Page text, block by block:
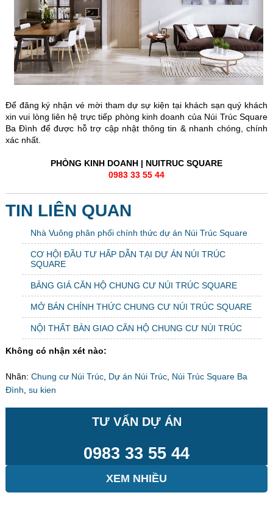
Để đăng ký nhận vé mời tham dự sự kiện tại khách sạn quý khách
xin vui lòng liên hệ trực tiếp phòng kinh doanh của Núi Trúc Square
Ba Đình để được hỗ trợ cập nhật thông tin & nhanh chóng, chính
xác nhất.
PHÒNG KINH DOANH | NUITRUC SQUARE
0983 33 55 44
TIN LIÊN QUAN
Nhà Vuông phân phối chính thức dự án Núi Trúc Square
CƠ HỘI ĐẦU TƯ HẤP DẪN TẠI DỰ ÁN NÚI TRÚC
SQUARE
BẢNG GIÁ CĂN HỘ CHUNG CƯ NÚI TRÚC SQUARE
MỞ BÁN CHÍNH THỨC CHUNG CƯ NÚI TRÚC SQUARE
NỘI THẤT BÀN GIAO CĂN HỘ CHUNG CƯ NÚI TRÚC
Không có nhận xét nào:
Nhãn: Chung cư Núi Trúc, Dự án Núi Trúc, Núi Trúc Square Ba
Đình su kien
TƯ VẤN DỰ ÁN
0983 33 55 44
XEM NHIỀU